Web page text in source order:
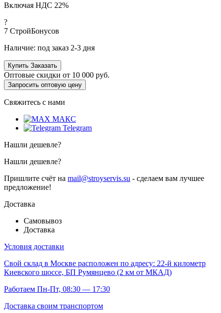
Включая НДС 22%
?
7 СтройБонусов
Наличие: под заказ 2-3 дня
Купить Заказать
Оптовые скидки от 10 000 руб.
Запросить оптовую цену
Свяжитесь с нами
МАКС
Telegram
Нашли дешевле?
Нашли дешевле?
Пришлите счёт на mail@stroyservis.su - сделаем вам лучшее
предложение!
Доставка
Самовывоз
Доставка
Условия доставки
Свой склад в Москве расположен по адресу: 22-й километр
Киевского шоссе, БП Румянцево (2 км от МКАД)
Работаем Пн-Пт, 08:30 — 17:30
Доставка своим транспортом